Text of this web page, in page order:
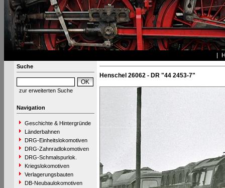
Suche
zur erweiterten Suche
Navigation
Geschichte & Hintergründe
Länderbahnen
DRG-Einheitslokomotiven
DRG-Zahnradlokomotiven
DRG-Schmalspurlok.
Kriegslokomotiven
Verlagerungsbauten
DB-Neubaulokomotiven
Henschel 26062 - DR "44 2453-7"